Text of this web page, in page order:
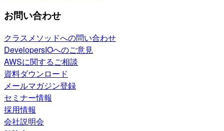
お問い合わせ
クラスメソッドへの問い合わせ
DevelopersIOへのご意見
AWSに関するご相談
資料ダウンロード
メールマガジン登録
セミナー情報
採用情報
会社説明会